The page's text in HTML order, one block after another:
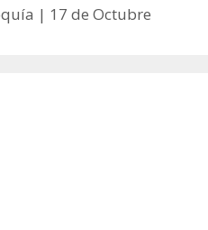
| 17 de Octubre